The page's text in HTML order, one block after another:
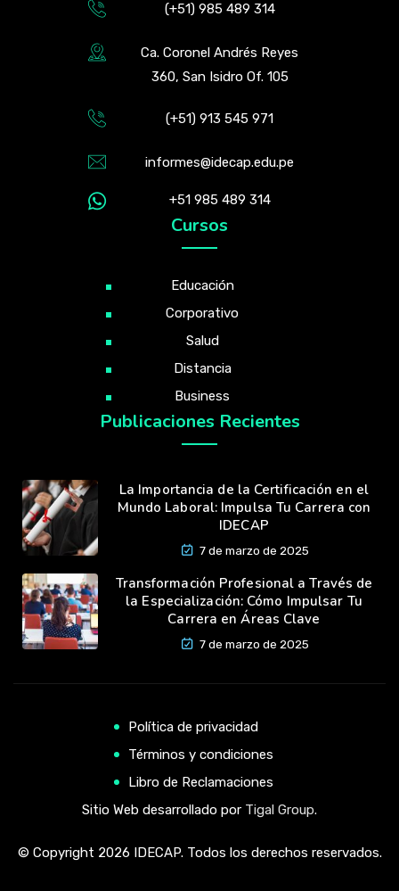
(+51) 985 489 314
Ca. Coronel Andrés Reyes
360, San Isidro Of. 105
(+51) 913 545 971
informes@idecap.edu.pe
+51 985 489 314
Cursos
Educación
Corporativo
Salud
Distancia
Business
Publicaciones Recientes
La Importancia de la Certificación en el
Mundo Laboral: Impulsa Tu Carrera con
IDECAP
7 de marzo de 2025
Transformación Profesional a Través de
la Especialización: Cómo Impulsar Tu
Carrera en Áreas Clave
7 de marzo de 2025
© Copyright 2026 IDECAP. Todos los derechos reservados.
Política de privacidad
Términos y condiciones
Libro de Reclamaciones
Sitio Web desarrollado por Tigal Group.